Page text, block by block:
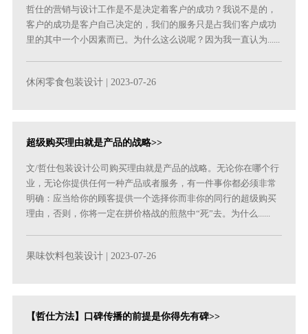
哲仕的营销与设计工作是不是决定着客户的成功？我说不是的，
客户的成功是客户自己决定的，我们的服务只是占我们客户成功
里的其中一个小因素而已。为什么这么说呢？因为我一直认为......
休闲零食包装设计 | 2023-07-26
超级购买理由就是产品的战略>>
文/哲仕包装设计公司购买理由就是产品的战略。无论你在哪个行
业，无论你提供任何一种产品或者服务，有一件事你都必须非常
明确：应当给你的顾客提供一个选择你而非你的同行的超级购买
理由，否则，你将一定在拼价格战的煎熬中“死”去。为什么......
果味饮料包装设计 | 2023-07-26
【哲仕方法】口碑传播的前提是你得先有碑>>